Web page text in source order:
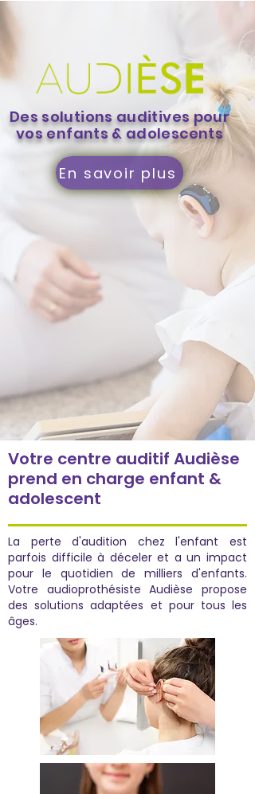
Des solutions auditives pour
vos enfants & adolescents
En savoir plus
Votre centre auditif Audièse
prend en charge enfant &
adolescent
La perte d'audition chez l'enfant est
parfois difficile à déceler et a un impact
pour le quotidien de milliers d'enfants.
Votre audioprothésiste Audièse propose
des solutions adaptées et pour tous les
âges.